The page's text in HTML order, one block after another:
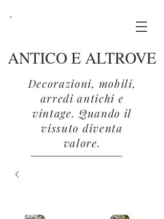
ANTICO E ALTROVE
Decorazioni, mobili,
arredi antichi e
vintage. Quando il
vissuto diventa
valore.